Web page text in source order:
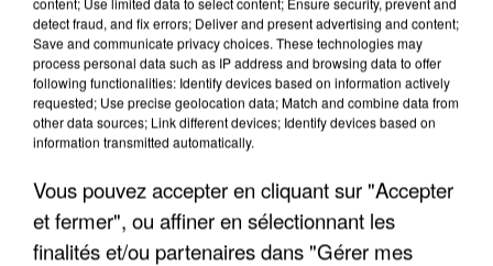
TITRES DIFFUSÉS
detect fraud, and fix errors; Deliver and present advertising and content;
Save and communicate privacy choices. These technologies may
process personal data such as IP address and browsing data to offer
following functionalities: Identify devices based on information actively
requested; Use precise geolocation data; Match and combine data from
other data sources; Link different devices; Identify devices based on
information transmitted automatically.
Vous pouvez accepter en cliquant sur "Accepter
et fermer", ou affiner en sélectionnant les
finalités et/ou partenaires dans "Gérer mes